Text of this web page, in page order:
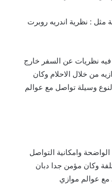
مثل : نظرية اندريه روبرت
نظريات عن السفر خارج
من خلال الاحلام وكان
وسيلة تواصل مع عوالم
وامكانية التواصل
وكان مؤمن جدا دبان
مع عوالم موازي